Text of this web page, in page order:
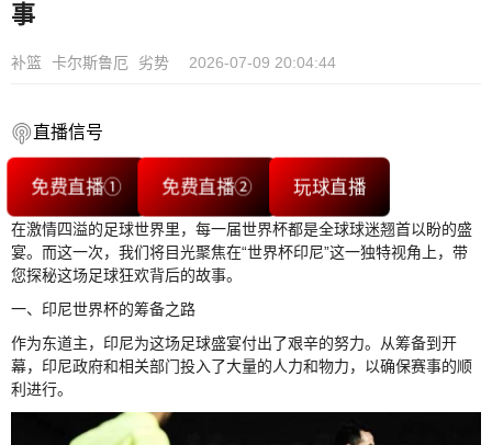
事
补篮 卡尔斯鲁厄 劣势 2026-07-09 20:04:44
直播信号
免费直播① 免费直播② 玩球直播
在激情四溢的足球世界里，每一届世界杯都是全球球迷翘首以盼的盛
宴。而这一次，我们将目光聚焦在“世界杯印尼”这一独特视角上，带
您探秘这场足球狂欢背后的故事。
一、印尼世界杯的筹备之路
作为东道主，印尼为这场足球盛宴付出了艰辛的努力。从筹备到开
幕，印尼政府和相关部门投入了大量的人力和物力，以确保赛事的顺
利进行。